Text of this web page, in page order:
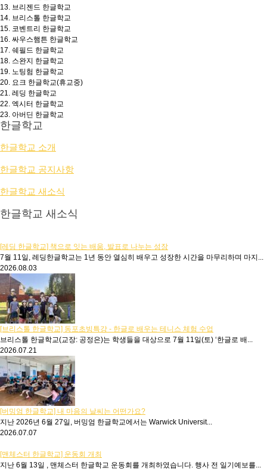
13. 브리젠드 한글학교
14. 브리스톨 한글학교
15. 코벤트리 한글학교
16. 싸우스햄튼 한글학교
17. 쉐필드 한글학교
18. 스완지 한글학교
19. 노팅험 한글학교
20. 요크 한글학교(휴교중)
21. 레딩 한글학교
22. 엑시터 한글학교
23. 아버딘 한글학교
한글학교
한글학교 소개
한글학교 공지사항
한글학교 새소식
한글학교 새소식
[레딩 한글학교] 책으로 잇는 배움, 발표로 나누는 성장
7월 11일, 레딩한글학교는 1년 동안 열심히 배우고 성장한 시간을 마무리하며 마지...
2026.08.03
[브리스톨 한글학교] 동포초빙특강 - 한글로 배우는 테니스 체험 수업
브리스톨 한글학교(교장: 공정은)는 학생들을 대상으로 7월 11일(토) ‘한글로 배...
2026.07.21
[버밍엄 한글학교] 내 마음의 날씨는 어떤가요?
지난 2026년 6월 27일, 버밍엄 한글학교에서는 Warwick Universit...
2026.07.07
[맨체스터 한글학교] 운동회 개최
지난 6월 13일 , 맨체스터 한글학교 운동회를 개최하였습니다. 행사 전 일기예보를...